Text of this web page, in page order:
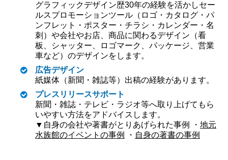
グラフィックデザイン歴30年の経験を活かしセー
ルスプロモーションツール（ロゴ・カタログ・パ
ンフレット・ポスター・チラシ・カレンダー・名
刺）や会社やお店、商品に関わるデザイン（看
板、シャッター、ロゴマーク、パッケージ、営業
車など）のデザインをします。
広告デザイン
紙媒体（新聞・雑誌等）出稿の経験があります。
プレスリリースサポート
新聞・雑誌・テレビ・ラジオ等へ取り上げてもら
いやすい方法をアドバイスします。
▼自身の会社や著書がとりあげられた事例
・ 地元
水族館のイベントの事例
・ 自身の著書の事例